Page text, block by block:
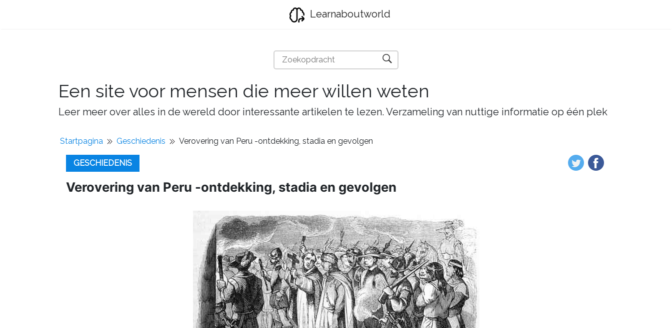
Learnaboutworld
Een site voor mensen die meer willen weten
Leer meer over alles in de wereld door interessante artikelen te lezen. Verzameling van nuttige informatie op één plek
Startpagina Geschiedenis Verovering van Peru -ontdekking, stadia en gevolgen
GESCHIEDENIS
Verovering van Peru -ontdekking, stadia en gevolgen